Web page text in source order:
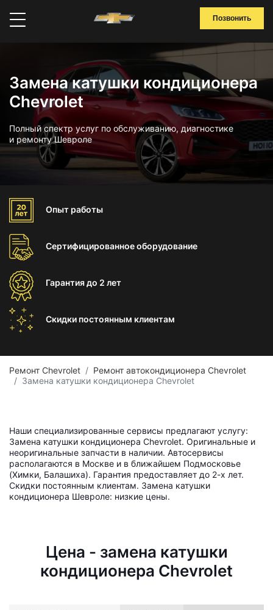
Позвонить
Замена катушки кондиционера
Chevrolet
Полный спектр услуг по обслуживанию, диагностике
и ремонту Шевроле
Опыт работы
Сертифицированноеоборудование
Гарантиядо 2 лет
Скидки постоянным клиентам
Ремонт Chevrolet
Ремонт автокондиционера Chevrolet
Замена катушки кондиционера Chevrolet
Наши специализированные сервисы предлагают услугу:
Замена катушки кондиционера Chevrolet. Оригинальные и
неоригинальные запчасти в наличии. Автосервисы
располагаются в Москве и в ближайшем Подмосковье
(Химки, Балашиха). Гарантия предоставляет до 2-х лет.
Скидки постоянным клиентам. Замена катушки
кондиционера Шевроле: низкие цены.
Цена - замена катушки
кондиционера Chevrolet